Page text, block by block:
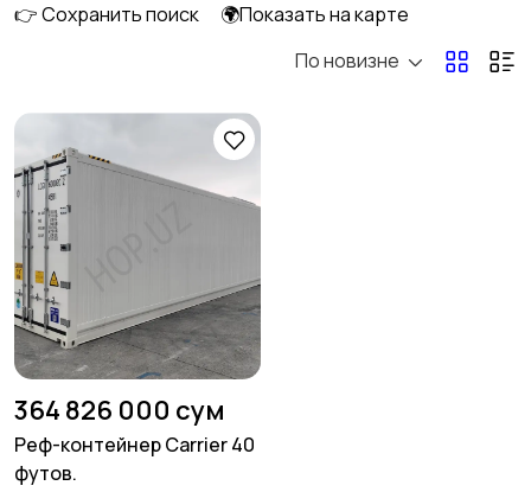
Другой транспорт
Автозапчасти и
аксессуары
Прочие запчасти
👉 Сохранить поиск
🌍Показать на карте
По новизне
364 826 000 сум
Реф-контейнер Carrier 40
футов.